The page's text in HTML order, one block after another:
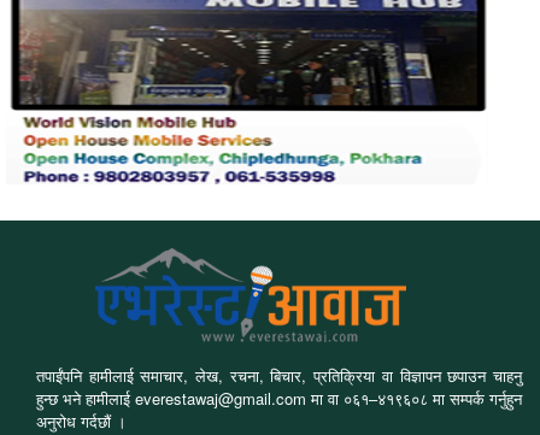
तपाईंपनि हामीलाई समाचार, लेख, रचना, बिचार, प्रतिक्रिया वा विज्ञापन छपाउन चाहनु
हुन्छ भने हामीलाई everestawaj@gmail.com मा वा ०६१–४१९६०८ मा सम्पर्क गर्नुहुन
अनुरोध गर्दछौं ।